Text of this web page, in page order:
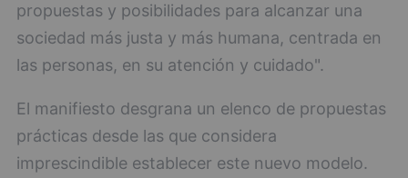
propuestas y posibilidades para alcanzar una
sociedad más justa y más humana, centrada en
las personas, en su atención y cuidado".
El manifiesto desgrana un elenco de propuestas
prácticas desde las que considera
imprescindible establecer este nuevo modelo.